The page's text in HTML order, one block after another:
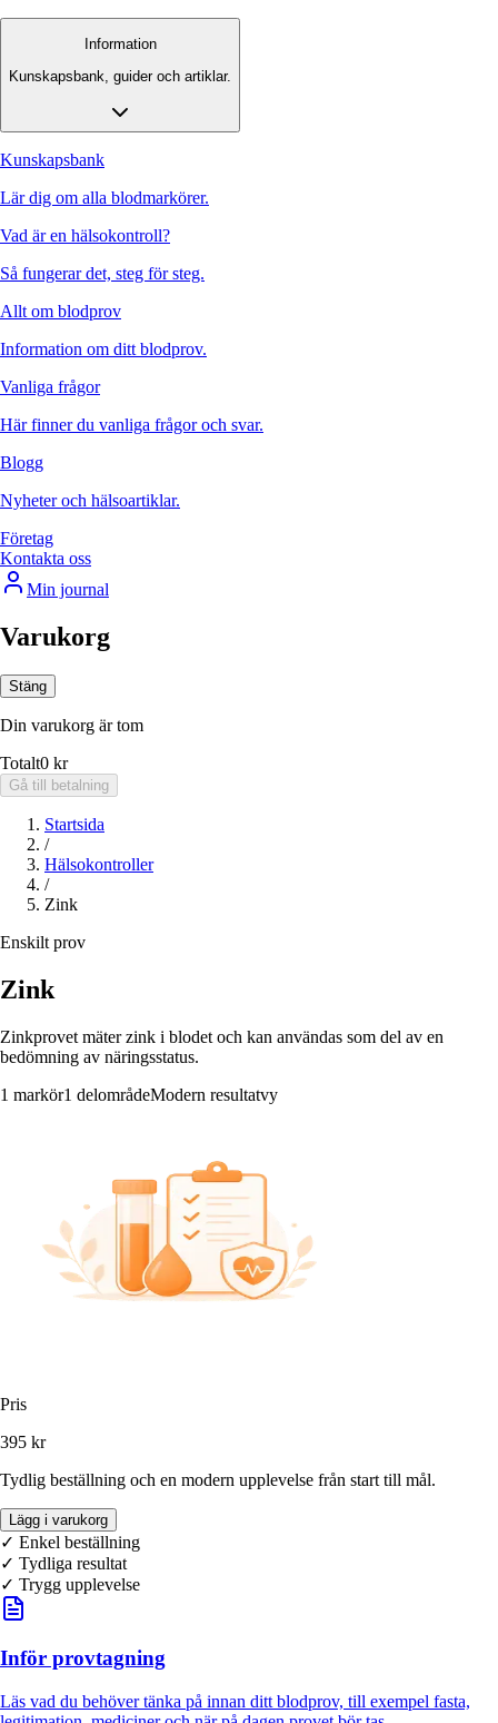
Information
Kunskapsbank, guider och artiklar.
Kunskapsbank
Lär dig om alla blodmarkörer.
Vad är en hälsokontroll?
Så fungerar det, steg för steg.
Allt om blodprov
Information om ditt blodprov.
Vanliga frågor
Här finner du vanliga frågor och svar.
Blogg
Nyheter och hälsoartiklar.
Företag
Kontakta oss
Min journal
Varukorg
Stäng
Din varukorg är tom
Totalt0 kr
Gå till betalning
Startsida
/
Hälsokontroller
/
Zink
Enskilt prov
Zink
Zinkprovet mäter zink i blodet och kan användas som del av en
bedömning av näringsstatus.
1 markör1 delområdeModern resultatvy
Pris
395 kr
Tydlig beställning och en modern upplevelse från start till mål.
Lägg i varukorg
✓ Enkel beställning
✓ Tydliga resultat
✓ Trygg upplevelse
Inför provtagning
Läs vad du behöver tänka på innan ditt blodprov, till exempel fasta,